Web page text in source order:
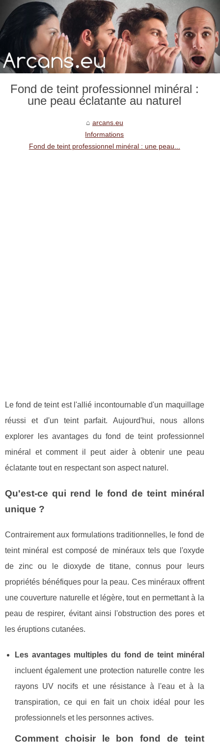
Fond de teint professionnel minéral :
une peau éclatante au naturel
arcans.eu
Informations
Fond de teint professionnel minéral : une peau...
Le fond de teint est l'allié incontournable d'un maquillage
réussi et d'un teint parfait. Aujourd'hui, nous allons
explorer les avantages du fond de teint professionnel
minéral et comment il peut aider à obtenir une peau
éclatante tout en respectant son aspect naturel.
Qu'est-ce qui rend le fond de teint minéral
unique ?
Contrairement aux formulations traditionnelles, le fond de
teint minéral est composé de minéraux tels que l'oxyde
de zinc ou le dioxyde de titane, connus pour leurs
propriétés bénéfiques pour la peau. Ces minéraux offrent
une couverture naturelle et légère, tout en permettant à la
peau de respirer, évitant ainsi l'obstruction des pores et
les éruptions cutanées.
Les avantages multiples du fond de teint minéral
incluent également une protection naturelle contre les
rayons UV nocifs et une résistance à l'eau et à la
transpiration, ce qui en fait un choix idéal pour les
professionnels et les personnes actives.
Comment choisir le bon fond de teint